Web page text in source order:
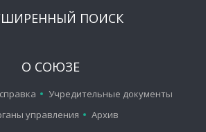
ПОИСК
О СОЮЗЕ
Учредительные документы
управления
Архив